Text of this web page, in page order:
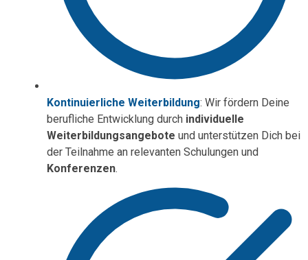
Kontinuierliche Weiterbildung: Wir fördern Deine
berufliche Entwicklung durch individuelle
Weiterbildungsangebote und unterstützen Dich bei
der Teilnahme an relevanten Schulungen und
Konferenzen.